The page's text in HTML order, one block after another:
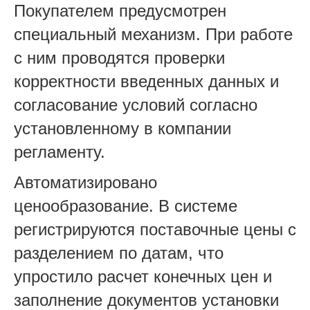
Покупателем предусмотрен
специальный механизм. При работе
с ним проводятся проверки
корректности введенных данных и
согласование условий согласно
установленному в компании
регламенту.
Автоматизировано
ценообразование. В системе
регистрируются поставочные цены с
разделением по датам, что
упростило расчет конечных цен и
заполнение документов установки